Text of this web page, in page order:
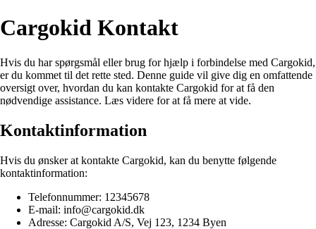
Cargokid Kontakt
Hvis du har spørgsmål eller brug for hjælp i forbindelse med Cargokid,
er du kommet til det rette sted. Denne guide vil give dig en omfattende
oversigt over, hvordan du kan kontakte Cargokid for at få den
nødvendige assistance. Læs videre for at få mere at vide.
Kontaktinformation
Hvis du ønsker at kontakte Cargokid, kan du benytte følgende
kontaktinformation:
Telefonnummer: 12345678
E-mail: info@cargokid.dk
Adresse: Cargokid A/S, Vej 123, 1234 Byen